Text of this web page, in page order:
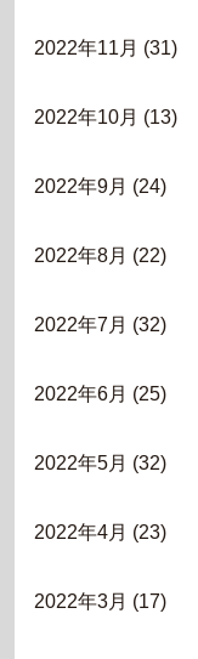
2022年11月 (31)
2022年10月 (13)
2022年9月 (24)
2022年8月 (22)
2022年7月 (32)
2022年6月 (25)
2022年5月 (32)
2022年4月 (23)
2022年3月 (17)